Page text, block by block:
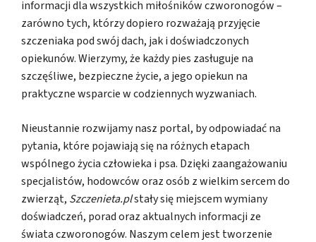
informacji dla wszystkich miłośników czworonogów –
zarówno tych, którzy dopiero rozważają przyjęcie
szczeniaka pod swój dach, jak i doświadczonych
opiekunów. Wierzymy, że każdy pies zasługuje na
szczęśliwe, bezpieczne życie, a jego opiekun na
praktyczne wsparcie w codziennych wyzwaniach.
Nieustannie rozwijamy nasz portal, by odpowiadać na
pytania, które pojawiają się na różnych etapach
wspólnego życia człowieka i psa. Dzięki zaangażowaniu
specjalistów, hodowców oraz osób z wielkim sercem do
zwierząt, Szczenieta.plstały się miejscem wymiany
doświadczeń, porad oraz aktualnych informacji ze
świata czworonogów. Naszym celem jest tworzenie